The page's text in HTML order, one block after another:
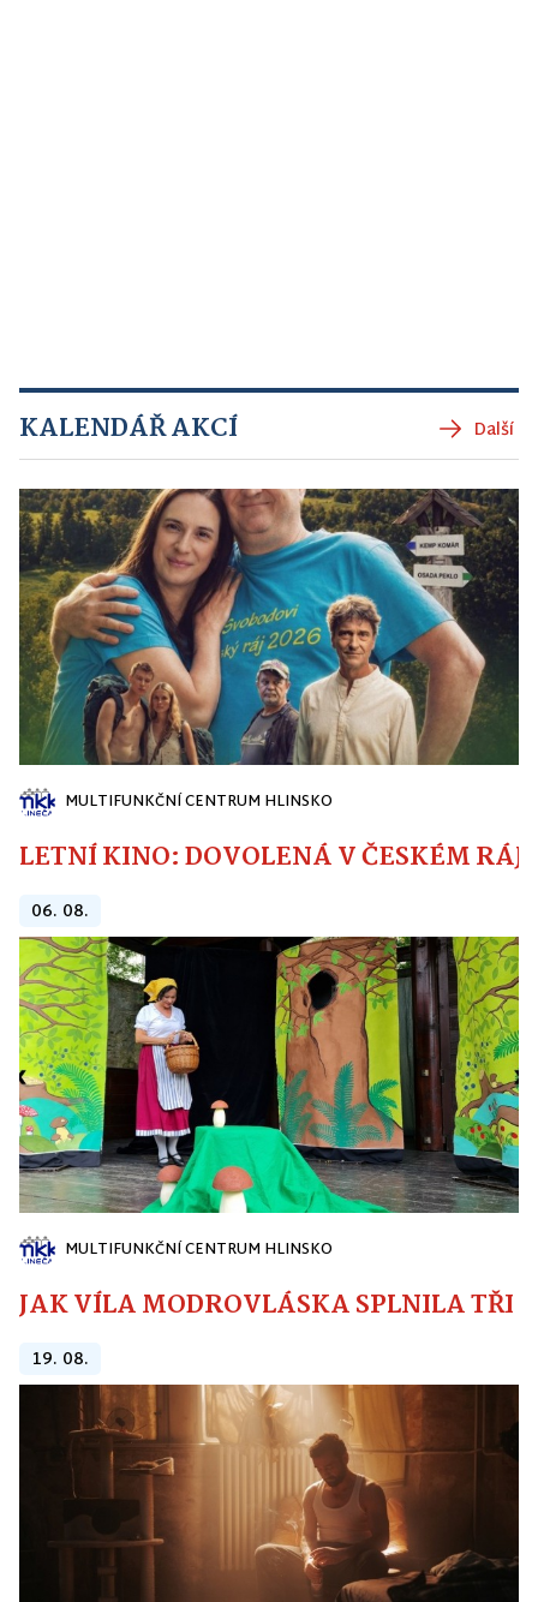
KALENDÁŘ AKCÍ Další
MULTIFUNKČNÍ CENTRUM HLINSKO
LETNÍ KINO: DOVOLENÁ V ČESKÉM RÁJI
06. 08.
MULTIFUNKČNÍ CENTRUM HLINSKO
JAK VÍLA MODROVLÁSKA SPLNILA
19. 08.